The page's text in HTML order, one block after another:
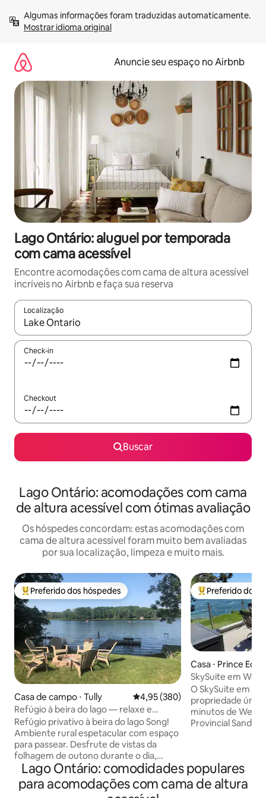
para
Mostrar idioma original
Anuncie seu espaço no Airbnb
Lago Ontário: aluguel por temporada
com cama acessível
Encontre acomodações com cama de altura acessível
incríveis no Airbnb e faça sua reserva
Localização
Quando os resultados estiverem disponíveis, explore-os
Check-in
Checkout
Buscar
Lago Ontário: acomodações com cama
de altura acessível com ótimas avaliação
Os hóspedes concordam: estas acomodações com
cama de altura acessível foram muito bem avaliadas
por sua localização, limpeza e muito mais.
Entre os melhores preferidos dos hóspedes
Preferido dos hóspedes
Casa de campo ⋅ Tully 4,95 de uma avaliação média de
4,95 (380)
Refúgio à beira do lago — relaxe e
recarregue as energias no lago Song!
Refúgio privativo à beira do lago Song!
Ambiente rural espetacular com espaço
para passear. Desfrute de vistas da
folhagem de outono durante o dia,
relaxe perto da lareira à noite! Deck e
doca privativos - traga seu caiaque e
equipamento de pesca! Cozinha
Entre os
Preferido dos
Casa ⋅ Prince
SkySuite em West
O SkySuite em
propriedade
minutos de
Provincial
a costa, a
privacidade não
para casais e
Lago Ontário: comodidades populares
para acomodações com cama de altura